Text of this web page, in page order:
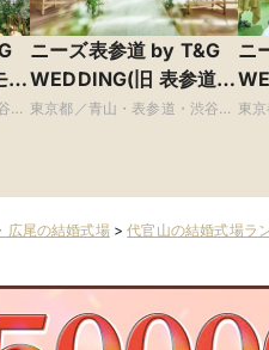
・
ニーズ表参道 by T&G
WEDDING(旧 表参道
TERRACE)
東京都／青山・表参道・渋谷・
ニ
館)
東
広尾の結婚式場>代官山の結婚式場ラ